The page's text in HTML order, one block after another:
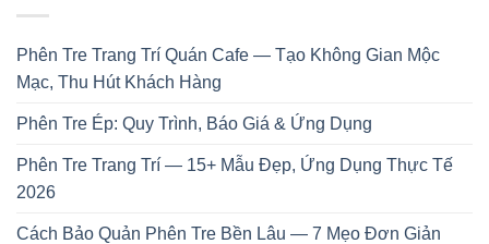
Phên Tre Trang Trí Quán Cafe — Tạo Không Gian Mộc
Mạc, Thu Hút Khách Hàng
Phên Tre Ép: Quy Trình, Báo Giá & Ứng Dụng
Phên Tre Trang Trí — 15+ Mẫu Đẹp, Ứng Dụng Thực Tế
2026
Cách Bảo Quản Phên Tre Bền Lâu — 7 Mẹo Đơn Giản